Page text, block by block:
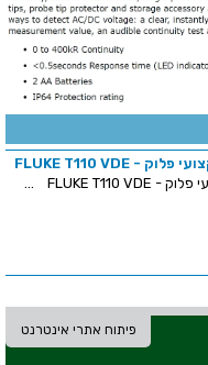
פיתוח אתרי אינטרנט